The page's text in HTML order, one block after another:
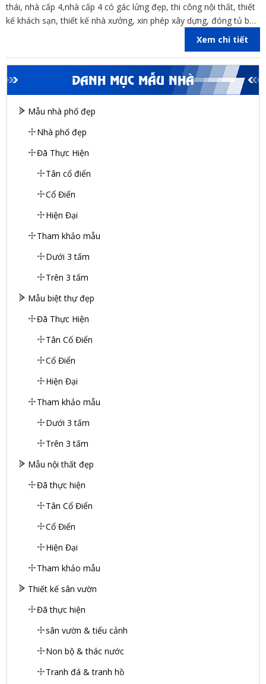
DANH MỤC MẪU NHÀ
Mẫu nhà phố đẹp
Nhà phố đẹp
Đã Thực Hiện
Tân cổ điển
Cổ Điển
Hiện Đại
Tham khảo mẫu
Dưới 3 tấm
Trên 3 tấm
Mẫu biệt thự đẹp
Đã Thực Hiện
Tân Cổ Điển
Cổ Điển
Hiện Đại
Tham khảo mẫu
Dưới 3 tấm
Trên 3 tấm
Mẫu nội thất đẹp
Đã thực hiện
Tân Cổ Điển
Cổ Điển
Hiện Đại
Tham khảo mẫu
Thiết kế sân vườn
Đã thực hiện
sân vườn & tiểu cảnh
Non bộ & thác nước
Tranh đá & tranh hồ
thái, nhà cấp 4,nhà cấp 4 có gác lửng đẹp, thi công nội thất, thiết
kế khách sạn, thiết kế nhà xưởng, xin phép xây dựng, đóng tủ bếp
trên địa bàn các tỉnh Đồng Nai, Bình Dương, TP Hồ Chí Minh,
Xem chi tiết